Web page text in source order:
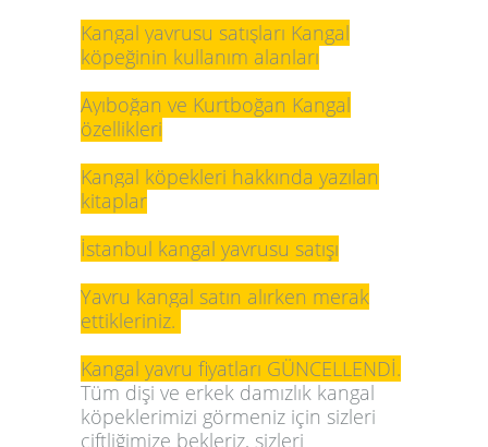
Kangal yavrusu satışları Kangal
köpeğinin kullanım alanları
Ayıboğan ve Kurtboğan Kangal
özellikleri
Kangal köpekleri hakkında yazılan
kitaplar
İstanbul kangal yavrusu satışı
Yavru kangal satın alırken merak
ettikleriniz.
Kangal yavru fiyatları GÜNCELLENDİ.
Tüm dişi ve erkek damızlık kangal
köpeklerimizi görmeniz için sizleri
çiftliğimize bekleriz, sizleri